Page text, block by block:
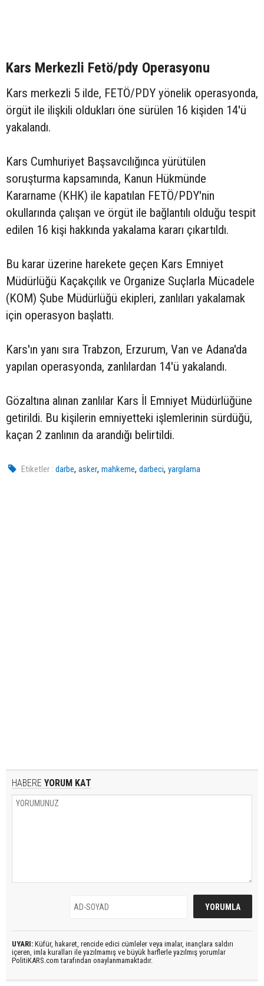
Kars Merkezli Fetö/pdy Operasyonu
Kars merkezli 5 ilde, FETÖ/PDY yönelik operasyonda,
örgüt ile ilişkili oldukları öne sürülen 16 kişiden 14'ü
yakalandı.
Kars Cumhuriyet Başsavcılığınca yürütülen
soruşturma kapsamında, Kanun Hükmünde
Kararname (KHK) ile kapatılan FETÖ/PDY'nin
okullarında çalışan ve örgüt ile bağlantılı olduğu tespit
edilen 16 kişi hakkında yakalama kararı çıkartıldı.
Bu karar üzerine harekete geçen Kars Emniyet
Müdürlüğü Kaçakçılık ve Organize Suçlarla Mücadele
(KOM) Şube Müdürlüğü ekipleri, zanlıları yakalamak
için operasyon başlattı.
Kars'ın yanı sıra Trabzon, Erzurum, Van ve Adana'da
yapılan operasyonda, zanlılardan 14'ü yakalandı.
Gözaltına alınan zanlılar Kars İl Emniyet Müdürlüğüne
getirildi. Bu kişilerin emniyetteki işlemlerinin sürdüğü,
kaçan 2 zanlının da arandığı belirtildi.
Etiketler : darbe,asker,mahkeme,darbeci,yargılama
HABERE YORUM KAT
UYARI: Küfür, hakaret, rencide edici cümleler veya imalar, inançlara saldırı
içeren, imla kuralları ile yazılmamış ve büyük harflerle yazılmış yorumlar
PolitiKARS.com tarafından onaylanmamaktadır.